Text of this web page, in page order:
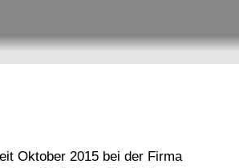
Oktober 2015 bei der Firma